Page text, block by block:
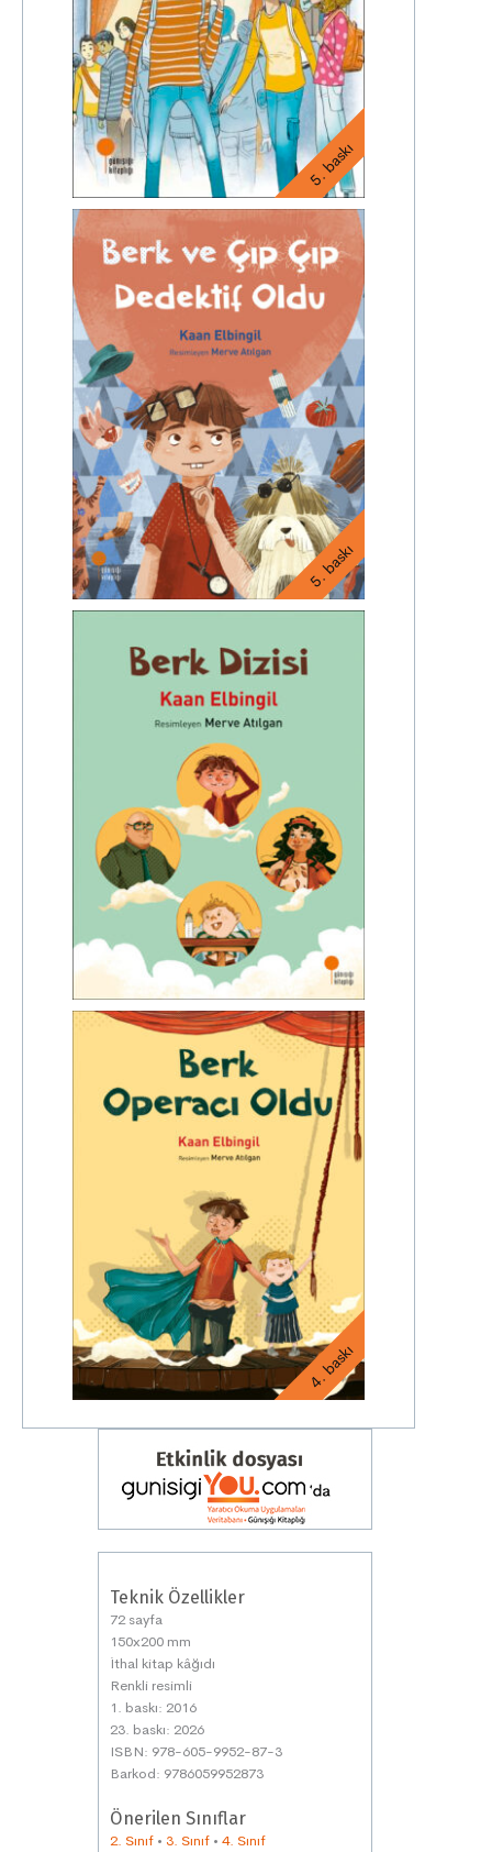
5. baskı
5. baskı
4. baskı
Teknik Özellikler
72 sayfa
150x200 mm
İthal kitap kâğıdı
Renkli resimli
1. baskı: 2016
23. baskı: 2026
ISBN: 978-605-9952-87-3
Barkod: 9786059952873
Önerilen Sınıflar
2. Sınıf • 3. Sınıf • 4. Sınıf